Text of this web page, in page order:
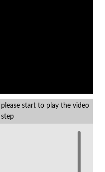
start to play the video